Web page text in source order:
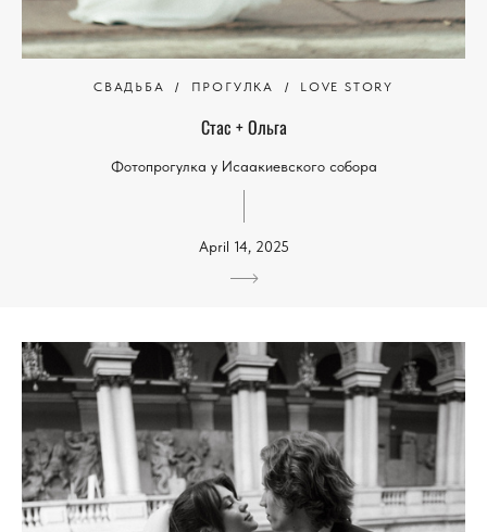
СВАДЬБА ПРОГУЛКА LOVE STORY
Стас + Ольга
Фотопрогулка у Исаакиевского собора
April 14, 2025